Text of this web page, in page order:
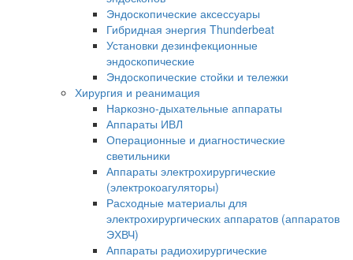
Эндоскопические аксессуары
Гибридная энергия Thunderbeat
Установки дезинфекционные
эндоскопические
Эндоскопические стойки и тележки
Хирургия и реанимация
Наркозно-дыхательные аппараты
Аппараты ИВЛ
Операционные и диагностические
светильники
Аппараты электрохирургические
(электрокоагуляторы)
Расходные материалы для
электрохирургических аппаратов (аппаратов
ЭХВЧ)
Аппараты радиохирургические